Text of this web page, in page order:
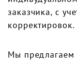
заказчика, с
корректировок.
Мы предлагаем